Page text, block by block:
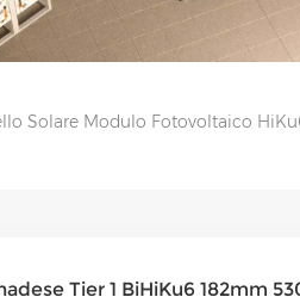
Solare Modulo Fotovoltaico
Tier 1 BiHiKu6 182mm